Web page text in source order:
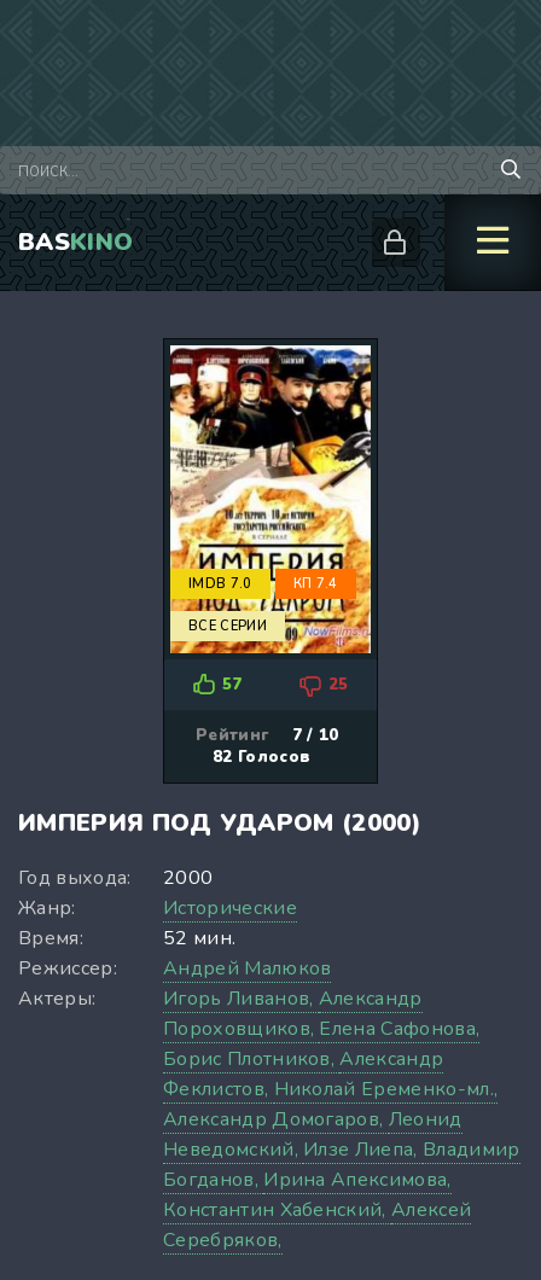
BASKINO
IMDB 7.0 КП 7.4
ВСЕ СЕРИИ
57 25
Рейтинг
7 / 10
82 Голосов
ИМПЕРИЯ ПОД УДАРОМ (2000)
Год выхода:
2000
Жанр:
Исторические
Время:
52 мин.
Режиссер:
Андрей Малюков
Актеры:
Игорь Ливанов, Александр
Пороховщиков, Елена Сафонова,
Борис Плотников,Александр
Феклистов, Николай Еременко-мл.,
Александр Домогаров, Леонид
Неведомский, Илзе Лиепа, Владимир
Богданов, Ирина Апексимова,
Константин Хабенский,Алексей
Серебряков,